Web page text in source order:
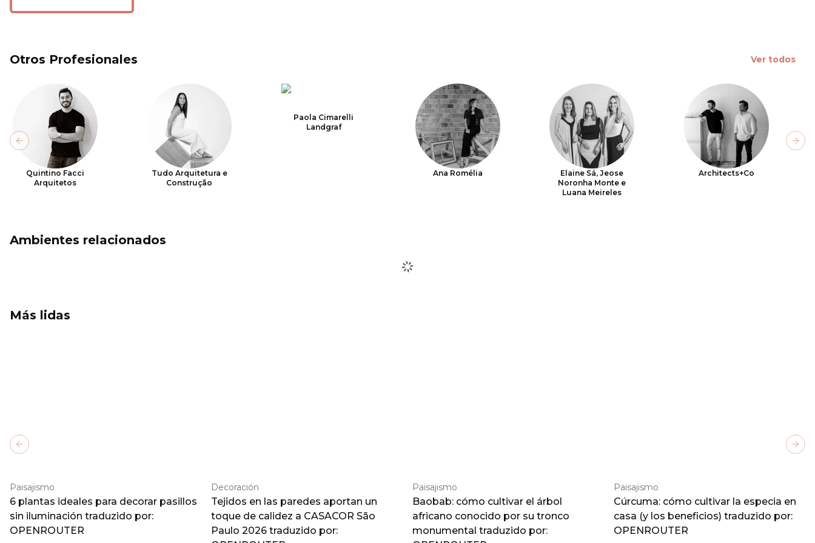
Otros Profesionales Ver todos
Quintino Facci
Arquitetos
Tudo Arquitetura e
Construção
Paola Cimarelli
Landgraf
Ana Romélia
Elaine Sá, Jeose
Noronha Monte e
Luana Meireles
Architects+Co
Previous slide
Ambientes relacionados
Más lidas
Paisajismo
6 plantas ideales para decorar pasillos
sin iluminación traduzido por:
OPENROUTER
Decoración
Tejidos en las paredes aportan un
toque de calidez a CASACOR São
Paulo 2026 traduzido por:
Paisajismo
Baobab: cómo cultivar el árbol
africano conocido por su tronco
monumental traduzido por:
Paisajismo
Cúrcuma: cómo cultivar la especia en
casa (y los beneficios) traduzido por:
OPENROUTER
Previous slide